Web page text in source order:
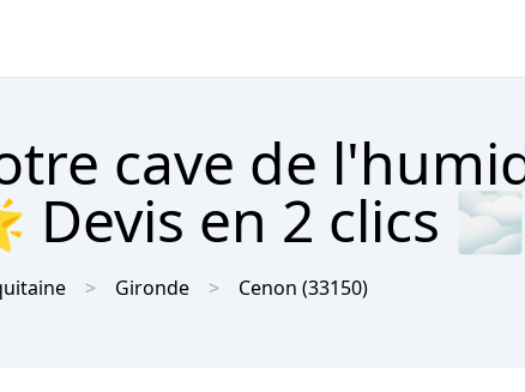
cave de
Devis en 2 clics 🌫
Gironde Cenon (33150)